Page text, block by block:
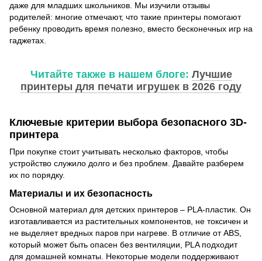
даже для младших школьников. Мы изучили отзывы
родителей: многие отмечают, что такие принтеры помогают
ребенку проводить время полезно, вместо бесконечных игр на
гаджетах.
Читайте также в нашем блоге: Лучшие
принтеры для печати игрушек в 2026 году
Ключевые критерии выбора безопасного 3D-
принтера
При покупке стоит учитывать несколько факторов, чтобы
устройство служило долго и без проблем. Давайте разберем
их по порядку.
Материалы и их безопасность
Основной материал для детских принтеров – PLA-пластик. Он
изготавливается из растительных компонентов, не токсичен и
не выделяет вредных паров при нагреве. В отличие от ABS,
который может быть опасен без вентиляции, PLA подходит
для домашней комнаты. Некоторые модели поддерживают